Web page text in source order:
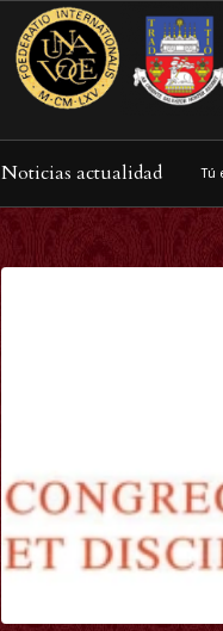
Noticias actualidad Tú